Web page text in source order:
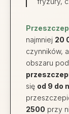
najmniej 20
czynników,
obszaru
się od 9 do
2500 przy